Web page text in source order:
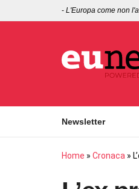
- L'Europa come non
Newsletter
Home » Cronaca »